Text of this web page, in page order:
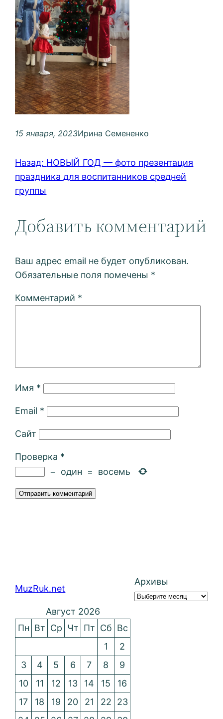
15 января, 2023Ирина Семененко
Назад: НОВЫЙ ГОД — фото презентация
праздника для воспитанников средней
группы
Добавить комментарий
Ваш адрес email не будет опубликован.
Обязательные поля помечены *
Комментарий *
Имя *
Email *
Сайт
Проверка *
−
один = восемь
MuzRuk.net
Архивы
Август 2026
Пн Вт Ср Чт Пт Сб Вс
1
2
3
4 5 6 7 8
9
10
11 12 13 14 15
16
17
18 19 20 21 22
23